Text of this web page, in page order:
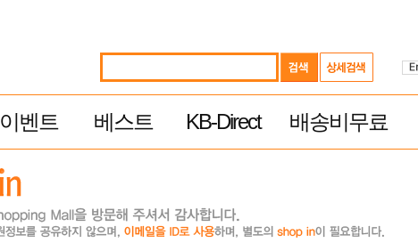
이벤트 베스트 KB-Direct 배송비무료